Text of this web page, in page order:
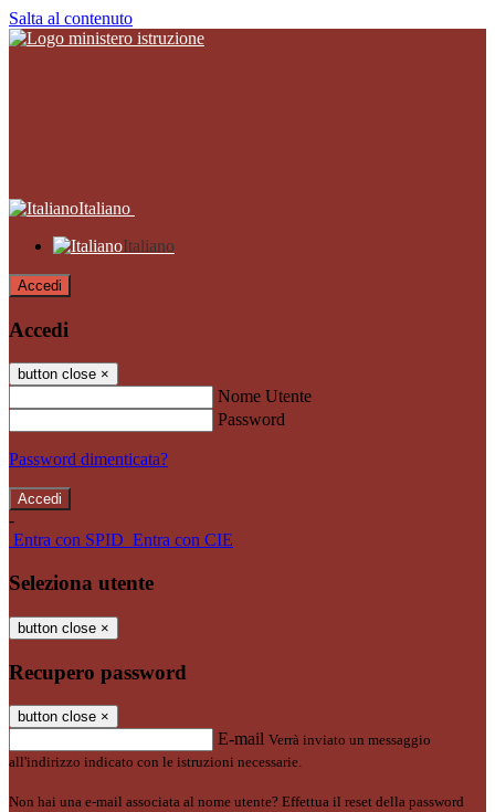
Salta al contenuto
Italiano
Italiano
Accedi
Accedi
button close ×
Nome Utente
Password
Password dimenticata?
-
Entra con SPID Entra con CIE
Seleziona utente
button close ×
Recupero password
button close ×
E-mail Verrà inviato un messaggio
all'indirizzo indicato con le istruzioni necessarie.
Non hai una e-mail associata al nome utente? Effettua il reset della password